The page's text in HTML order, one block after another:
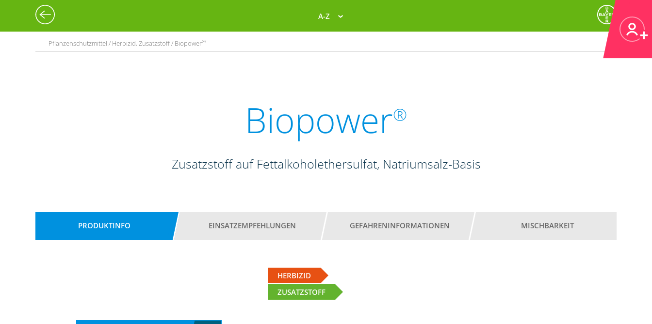
A-Z
Pflanzenschutzmittel / Herbizid, Zusatzstoff / Biopower®
Biopower®
Zusatzstoff auf Fettalkoholethersulfat, Natriumsalz-Basis
PRODUKTINFO EINSATZEMPFEHLUNGEN GEFAHRENINFORMATIONEN MISCHBARKEIT
HERBIZID
ZUSATZSTOFF